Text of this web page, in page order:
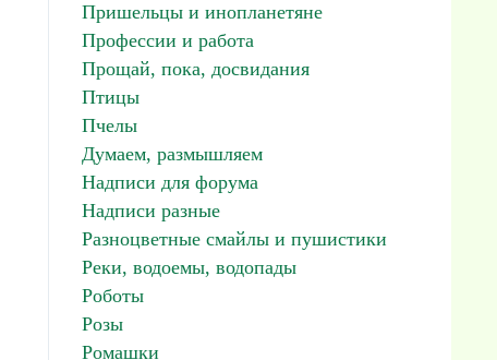
Пришельцы и инопланетяне
Профессии и работа
Прощай, пока, досвидания
Птицы
Пчелы
Думаем, размышляем
Надписи для форума
Надписи разные
Разноцветные смайлы и пушистики
Реки, водоемы, водопады
Роботы
Розы
Ромашки